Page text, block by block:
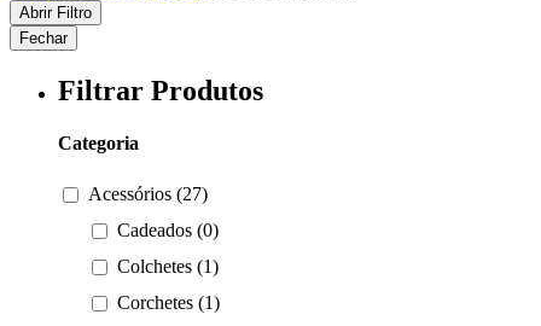
Abrir Filtro
Fechar
Filtrar Produtos
Categoria
Acessórios (27)
Cadeados (0)
Colchetes (1)
Corchetes (1)